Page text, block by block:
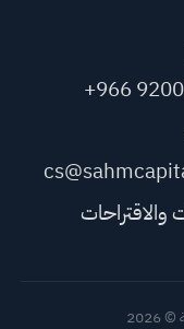
+966
والاقتراحات